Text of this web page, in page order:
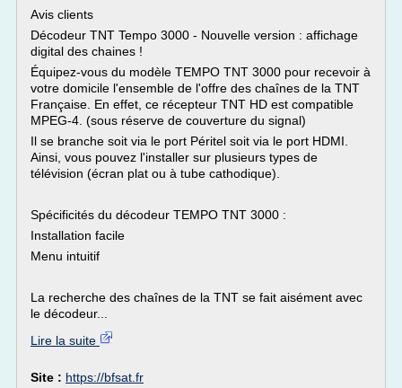
Avis clients
Décodeur TNT Tempo 3000 - Nouvelle version : affichage
digital des chaines !
Équipez-vous du modèle TEMPO TNT 3000 pour recevoir à
votre domicile l'ensemble de l'offre des chaînes de la TNT
Française. En effet, ce récepteur TNT HD est compatible
MPEG-4. (sous réserve de couverture du signal)
Il se branche soit via le port Péritel soit via le port HDMI.
Ainsi, vous pouvez l'installer sur plusieurs types de
télévision (écran plat ou à tube cathodique).
Spécificités du décodeur TEMPO TNT 3000 :
Installation facile
Menu intuitif
La recherche des chaînes de la TNT se fait aisément avec
le décodeur...
Lire la suite
Site : https://bfsat.fr